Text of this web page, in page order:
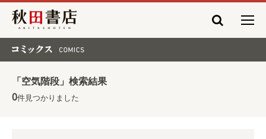
秋田書店
「空気階段」検索結果
0件見つかりました